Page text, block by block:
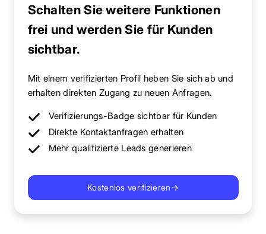
Schalten Sie weitere Funktionen
frei und werden Sie für Kunden
sichtbar.
Mit einem verifizierten Profil heben Sie sich ab und
erhalten direkten Zugang zu neuen Anfragen.
Verifizierungs-Badge sichtbar für Kunden
Direkte Kontaktanfragen erhalten
Mehr qualifizierte Leads generieren
Kostenlos verifizieren→